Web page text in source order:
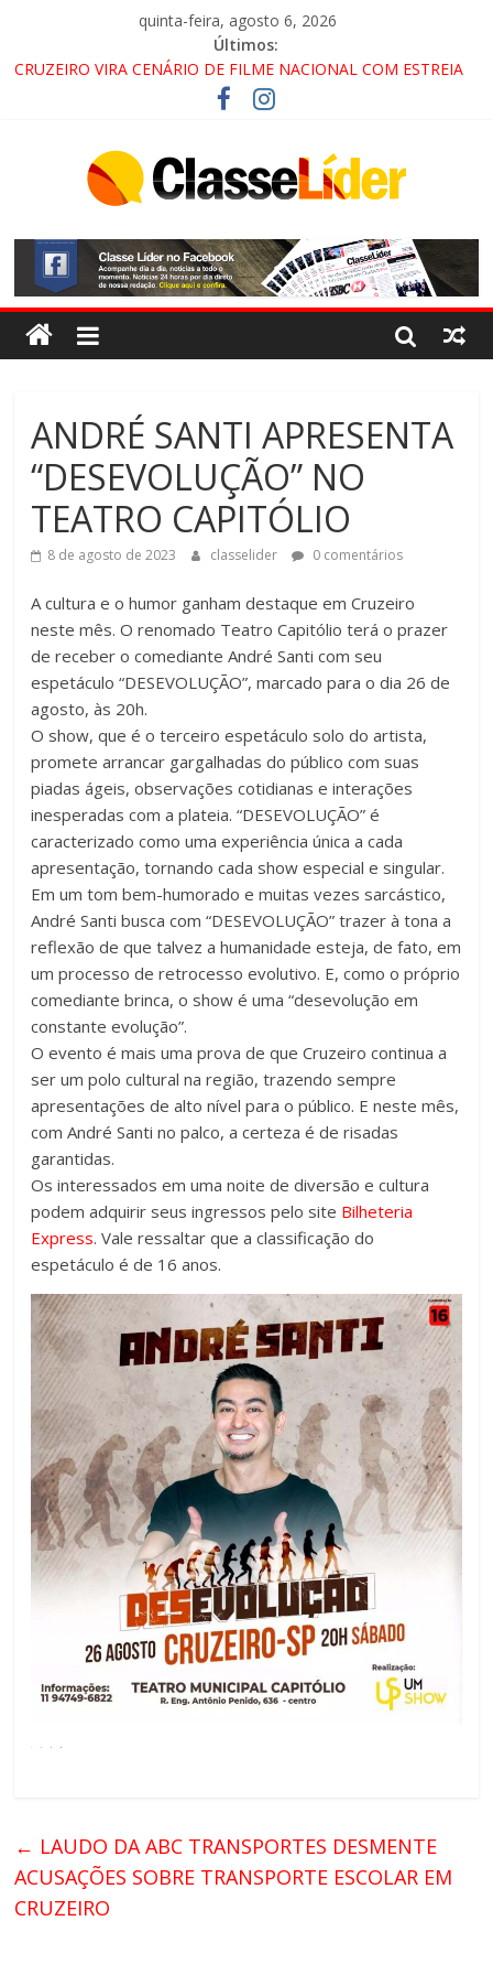
quinta-feira, agosto 6, 2026
Últimos:
CRUZEIRO VIRA CENÁRIO DE FILME NACIONAL COM ESTREIA
PROMOTOR DO GAECO
ACESSO À APARECIDA NA DUTRA SERÁ BLOQUEADO NO FIM
ALTERNATIVAS
LORENA, PINDAMONHANGABA E QUELUZ NA RETA FINAL
PELA FÁBRICA DA COCA-COLA!
ANDRÉ SANTI APRESENTA
“DESEVOLUÇÃO” NO
TEATRO CAPITÓLIO
8 de agosto de 2023 classelider 0 comentários
A cultura e o humor ganham destaque em Cruzeiro
neste mês. O renomado Teatro Capitólio terá o prazer
de receber o comediante André Santi com seu
espetáculo “DESEVOLUÇÃO”, marcado para o dia 26 de
agosto, às 20h.
O show, que é o terceiro espetáculo solo do artista,
promete arrancar gargalhadas do público com suas
piadas ágeis, observações cotidianas e interações
inesperadas com a plateia. “DESEVOLUÇÃO” é
caracterizado como uma experiência única a cada
apresentação, tornando cada show especial e singular.
Em um tom bem-humorado e muitas vezes sarcástico,
André Santi busca com “DESEVOLUÇÃO” trazer à tona a
reflexão de que talvez a humanidade esteja, de fato, em
um processo de retrocesso evolutivo. E, como o próprio
comediante brinca, o show é uma “desevolução em
constante evolução”.
O evento é mais uma prova de que Cruzeiro continua a
ser um polo cultural na região, trazendo sempre
apresentações de alto nível para o público. E neste mês,
com André Santi no palco, a certeza é de risadas
garantidas.
Os interessados em uma noite de diversão e cultura
podem adquirir seus ingressos pelo site Bilheteria
Express. Vale ressaltar que a classificação do
espetáculo é de 16 anos.
← LAUDO DA ABC TRANSPORTES DESMENTE
ACUSAÇÕES SOBRE TRANSPORTE ESCOLAR EM
CRUZEIRO